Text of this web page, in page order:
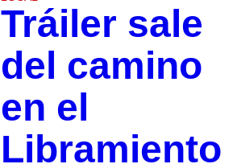
Tráiler sale
del camino
en el
Libramiento